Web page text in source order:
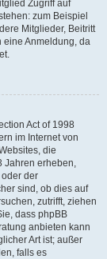
Zugriff auf
zum Beispiel
Mitglieder, Beitritt
eine Anmeldung, da
Act of 1998
im Internet von
die
Jahren erheben,
der
sind, ob dies auf
zutrifft, ziehen
dass phpBB
anbieten kann
Art ist; außer
falls es